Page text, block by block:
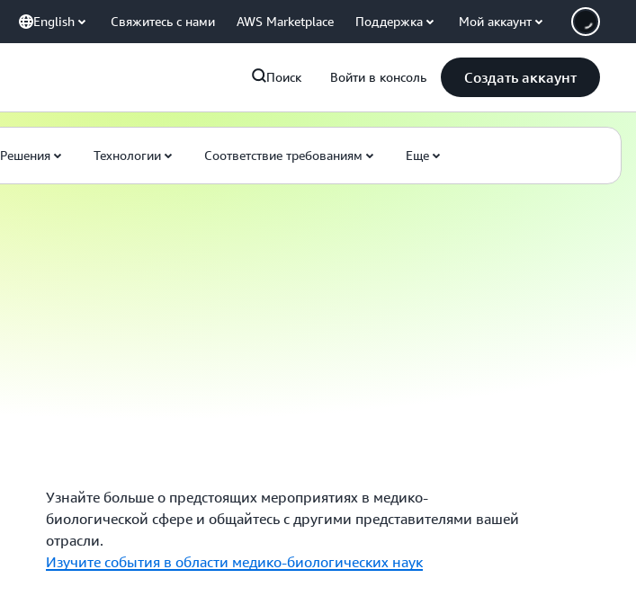
English Свяжитесь с нами AWS Marketplace Поддержка Мой аккаунт
Поиск Войти в консоль Создать аккаунт
Решения Технологии Соответствие требованиям Еще
Узнайте больше о предстоящих мероприятиях в медико-
биологической сфере и общайтесь с другими представителями вашей
отрасли.
Изучите события в области медико-биологических наук